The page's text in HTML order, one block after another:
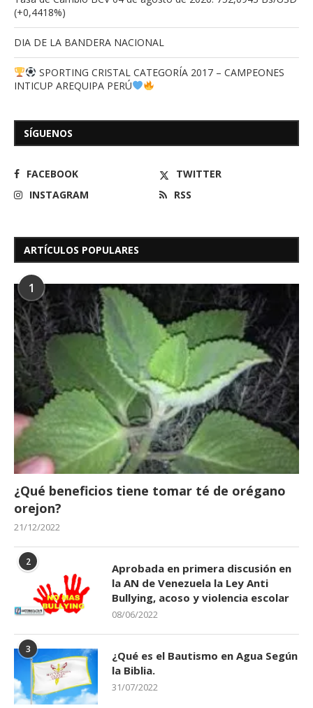
(+0,4418%)
DIA DE LA BANDERA NACIONAL
SPORTING CRISTAL CATEGORÍA 2017 – CAMPEONES
INTICUP AREQUIPA PERÚ
SÍGUENOS
FACEBOOK
TWITTER
INSTAGRAM
RSS
ARTÍCULOS POPULARES
1
¿Qué beneficios tiene tomar té de orégano
orejon?
21/12/2022
2
Aprobada en primera discusión en
la AN de Venezuela la Ley Anti
Bullying, acoso y violencia escolar
08/06/2022
3
¿Qué es el Bautismo en Agua Según
la Biblia.
31/07/2022